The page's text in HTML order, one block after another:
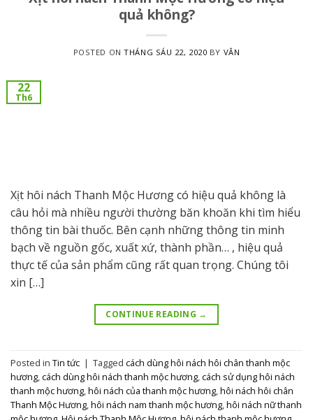
quả không?
POSTED ONTHÁNG SÁU 22, 2020 BY VÂN
22
Th6
Xịt hôi nách Thanh Mộc Hương có hiệu quả không là
câu hỏi mà nhiều người thường băn khoăn khi tìm hiểu
thông tin bài thuốc. Bên cạnh những thông tin minh
bạch về nguồn gốc, xuất xứ, thành phần… , hiệu quả
thực tế của sản phẩm cũng rất quan trọng. Chúng tôi
xin […]
CONTINUE READING →
Posted in Tin tức | Tagged cách dùng hôi nách hôi chân thanh mộc
hương,cách dùng hôi nách thanh mộc hương,cách sử dụng hôi nách
thanh mộc hương,hôi nách của thanh mộc hương,hôi nách hôi chân
Thanh Mộc Hương,hôi nách nam thanh mộc hương,hôi nách nữ thanh